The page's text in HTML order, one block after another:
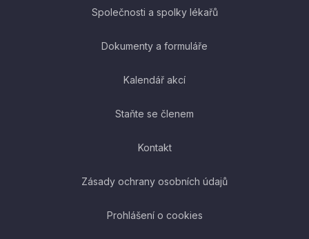
Společnosti a spolky lékařů
Dokumenty a formuláře
Kalendář akcí
Staňte se členem
Kontakt
Zásady ochrany osobních údajů
Prohlášení o cookies